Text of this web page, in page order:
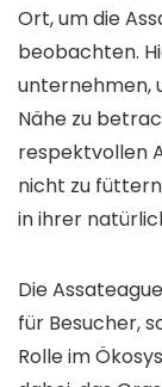
Ort, um die
beobachten.
unternehmen,
Nähe zu
respektvollen
nicht zu
in ihrer
Die
für Besucher,
Rolle im